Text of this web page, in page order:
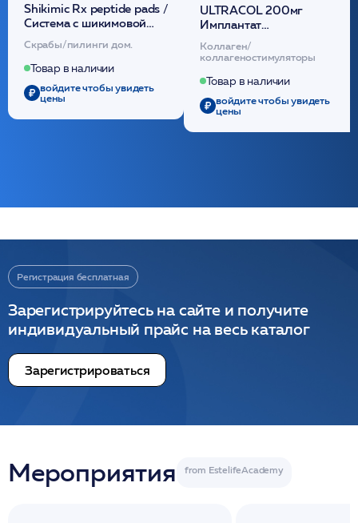
Shikimic Rx peptide pads /
Cистема с шикимовой
кислотой обновляющая
(30шт) /HP
Скрабы/пилинги дом.
Товар в наличии
войдите чтобы увидеть
цены
ULTRACOL 200мг
Имплантат
внутридермальный,
стерильный на основе
полидиоксанона
/ULTRACOL
Коллаген/
коллагеностимуляторы
Товар в наличии
войдите чтобы увидеть
цены
Регистрация бесплатная
Зарегистрируйтесь на сайте и получите
индивидуальный прайс на весь каталог
Зарегистрироваться
Мероприятия